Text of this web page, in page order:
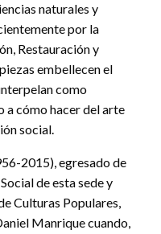
naturales y
por la
Restauración y
embellecen el
como
a cómo hacer del arte
social.
2015), egresado de
de esta sede y
Culturas Populares,
Manrique cuando,